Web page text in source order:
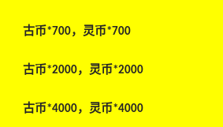
古币*700， 灵币*700
古币*2000， 灵币*2000
古币*4000， 灵币*4000